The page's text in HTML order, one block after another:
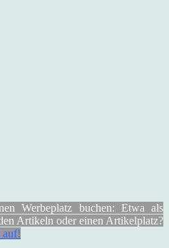
Werbeplatz buchen: Etwa als
Artikeln oder einen Artikelplatz?
auf!